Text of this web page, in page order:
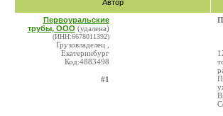
Автор
Первоуральские
трубы, ООО (удалена)
(ИНН:6678011392)
Грузовладелец ,
Екатеринбург
Код:4883498
#1